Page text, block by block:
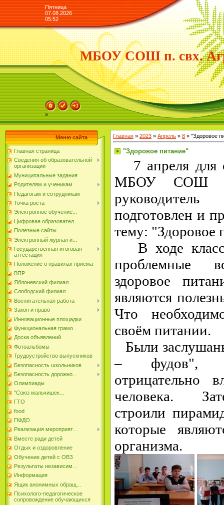
Пятница
07.08.2026
05:52
МБОУ СОШ п. свх.
»
Меню сайта
Главная страница
Сведения об образовательной
организации
Муниципальные задания
Родителям и ученикам
Педагогам и сотрудникам
Точка роста
Электронное обучение...
Цифровая образовател...
Полезные сайты
Электронный журнал и...
Государственная итоговая
аттестация
Положение о правилах приема
ВПР
Яблоневский филиал
Слободский филиал
Воспитательная работа
Закон и право
Инновационные площадки
Функциональная грамо...
Доска объявлений
Фотоальбомы
Трудоустройство выпускников
Безопасность школьников
Безопасность дорожно...
Олимпиады
"Союз мальчишек...
ГТО
food
ПФДО
Реализация мероприят...
Вместе ради детей
Отдых и оздоровление
Обучение детей с ОВЗ
Результаты независим...
Информация
Ящик анонимных обращ...
Психолого-педагогическое
сопровождение обучающихся
Главная » 2023 » Апрель » 8 » "Здоровое
"Здоровое питание"
7 апреля для
МБОУ СОШ
подготовлен и
тему: "Здоровое
В ходе
проблемные
здоровое
являются
Что
своём питании.
Были
– фудов",
отрицательно
человека.
строили
которые
организма.